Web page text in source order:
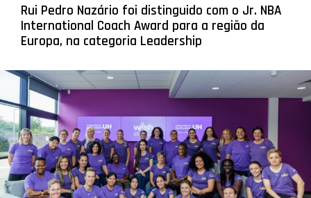
Rui Pedro Nazário foi distinguido com o Jr. NBA
International Coach Award para a região da
Europa, na categoria Leadership